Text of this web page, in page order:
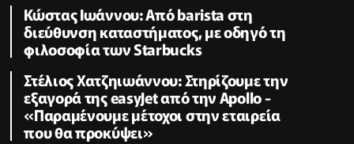
Κώστας Ιωάννου: Από barista στη
διεύθυνση καταστήματος, με οδηγό τη
φιλοσοφία των Starbucks
Στέλιος Χατζηιωάννου: Στηρίζουμε την
εξαγορά της easyJet από την Apollo -
«Παραμένουμε μέτοχοι στην εταιρεία
που θα προκύψει»